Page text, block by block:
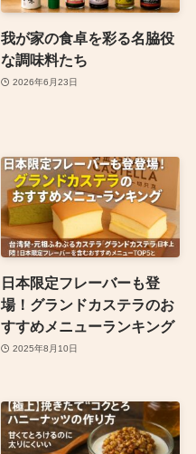
我が家の食卓を彩る名脇役
な調味料たち
2026年6月23日
日本限定フレーバーも登
場！グランドカステラのお
すすめメニューランキング
2025年8月10日